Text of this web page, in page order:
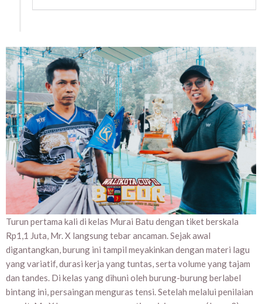
Turun pertama kali di kelas Murai Batu dengan tiket berskala
Rp1,1 Juta, Mr. X langsung tebar ancaman. Sejak awal
digantangkan, burung ini tampil meyakinkan dengan materi lagu
yang variatif, durasi kerja yang tuntas, serta volume yang tajam
dan tandes. Di kelas yang dihuni oleh burung-burung berlabel
bintang ini, persaingan menguras tensi. Setelah melalui penilaian